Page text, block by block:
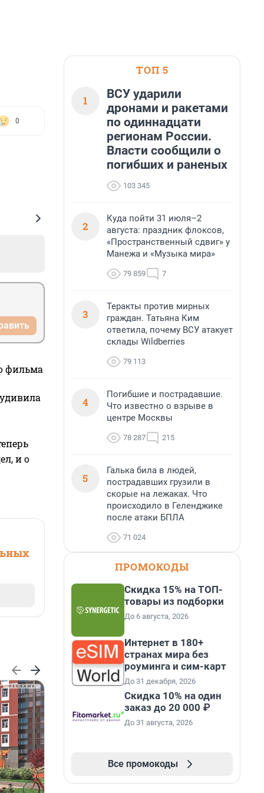
0
фильма
и о
ТОП 5
1
ВСУ ударили
дронами и ракетами
по одиннадцати
регионам России.
Власти сообщили о
погибших и раненых
103 345
2
Куда пойти 31 июля–2
августа: праздник флоксов,
«Пространственный сдвиг» у
Манежа и «Музыка мира»
79 859 7
3
Теракты против мирных
граждан. Татьяна Ким
ответила, почему ВСУ атакует
склады Wildberries
79 113
4
Погибшие и пострадавшие.
Что известно о взрыве в
центре Москвы
78 287 215
5
Галька била в людей,
пострадавших грузили в
скорые на лежаках. Что
происходило в Геленджике
после атаки БПЛА
71 024
ПРОМОКОДЫ
Скидка 15% на ТОП-
товары из подборки
До 6 августа, 2026
Интернет в 180+
странах мира без
роуминга и сим-карт
До 31 декабря, 2026
Скидка 10% на один
заказ до 20 000 ₽
До 31 августа, 2026
Все промокоды